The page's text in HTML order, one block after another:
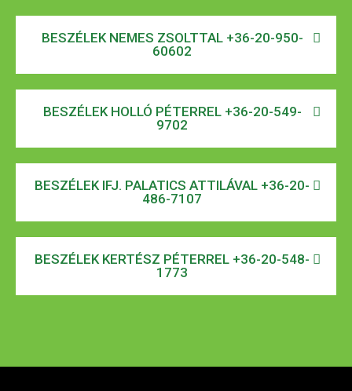
BESZÉLEK NEMES ZSOLTTAL +36-20-950-
60602
BESZÉLEK HOLLÓ PÉTERREL +36-20-549-
9702
BESZÉLEK IFJ. PALATICS ATTILÁVAL +36-20-
486-7107
BESZÉLEK KERTÉSZ PÉTERREL +36-20-548-
1773